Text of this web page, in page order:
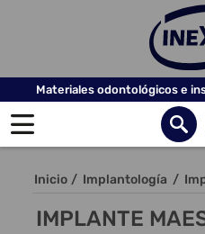
Materiales odontológicos e
Inicio / Implantología /
IMPLANTE